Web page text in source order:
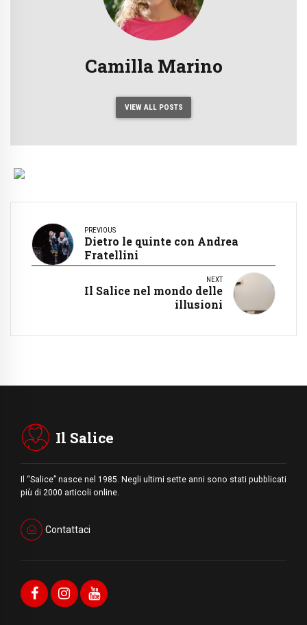
Camilla Marino
VIEW ALL POSTS
PREVIOUS
Dietro le quinte con Andrea
Fratellini
NEXT
Il Salice nel mondo delle
illusioni
Il Salice
Il “Salice” nasce nel 1985. Negli ultimi sette anni sono stati pubblicati
più di 2000 articoli online.
Contattaci